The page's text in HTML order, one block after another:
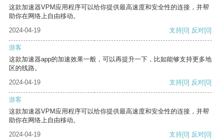
这款加速器VPM应用程序可以给你提供最高速度和安全性的连接，并帮
助你在网络上自由移动。
2024-04-19
支持[0] 反对[0]
游客
这款加速器app的加速效果一般，可以再提升一下，比如能够支持更多地
区的线路。
2024-04-19
支持[0] 反对[0]
游客
这款加速器VPM应用程序可以给你提供最高速度和安全性的连接，并帮
助你在网络上自由移动。
2024-04-19
支持[0] 反对[0]